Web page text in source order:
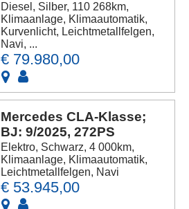
Diesel, Silber, 110 268km,
Klimaanlage, Klimaautomatik,
Kurvenlicht, Leichtmetallfelgen,
Navi, ...
€ 79.980,00
Mercedes CLA-Klasse;
BJ: 9/2025, 272PS
Elektro, Schwarz, 4 000km,
Klimaanlage, Klimaautomatik,
Leichtmetallfelgen, Navi
€ 53.945,00